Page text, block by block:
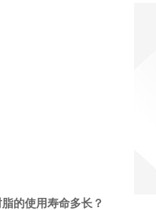
的使用寿命多长？